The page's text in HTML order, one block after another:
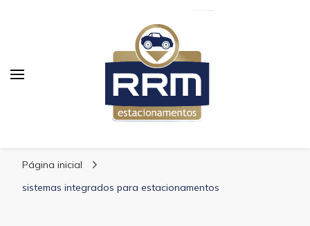
Página inicial
sistemas integrados para estacionamentos